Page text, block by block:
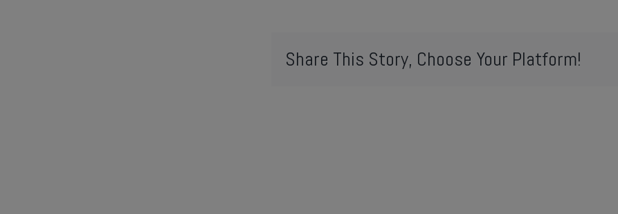
Share This Story, Choose Your Platform!